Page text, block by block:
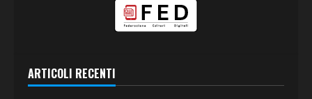
ARTICOLI RECENTI